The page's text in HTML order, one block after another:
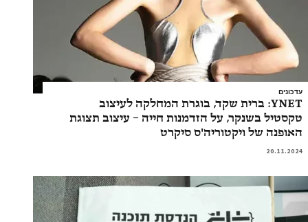
עדכונים
YNET: ברית שקד, בוגרת המחלקה לעיצוב
טקסטיל בשנקר, על הזדמנות חייה – עיצוב תצוגת
האופנה של ויקטוריה'ס סיקרט
20.11.2024